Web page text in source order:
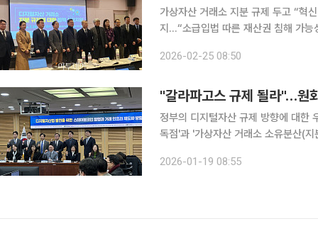
가상자산 거래소 지분 규제 두고 “혁
지…“소급입법 따른 재산권 침해 가능
2026-02-25 08:50
"갈라파고스 규제 될라"…원
정부의 디지털자산 규제 방향에 대한
독점'과 '가상자산 거래소 소유분산(
업협회가 주최한 '디지털자산 제도화
2026-01-19 08:55